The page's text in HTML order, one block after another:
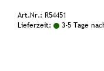
Art.Nr.: R54451
Lieferzeit:
3-5 Tage